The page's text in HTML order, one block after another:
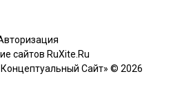
сайтов RuXite.Ru
Сайт» © 2026